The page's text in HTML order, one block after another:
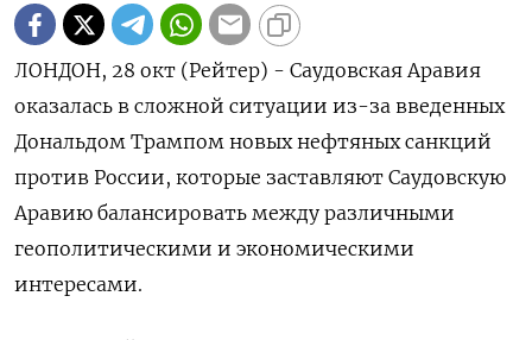
ЛОНДОН, 28 окт (Рейтер) - Саудовская Аравия
оказалась в сложной ситуации из-за введенных
Дональдом Трампом новых нефтяных санкций
против России, которые заставляют Саудовскую
Аравию балансировать между различными
геополитическими и экономическими
интересами.